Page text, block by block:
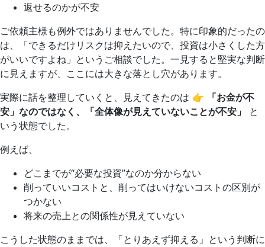
返せるのかが不安
ご依頼主様も例外ではありませんでした。特に印象的だったの
は、「できるだけリスクは抑えたいので、投資は小さくした方
がいいですよね」というご相談でした。一見すると堅実な判断
に見えますが、ここには大きな落とし穴があります。
実際に話を整理していくと、見えてきたのは 👉
「お金が不
安」なのではなく、「全体像が見えていないことが不安」
と
いう状態でした。
例えば、
どこまでが“必要な投資”なのか分からない
削っていいコストと、削ってはいけないコストの区別が
つかない
将来の売上との関係性が見えていない
こうした状態のままでは、「とりあえず抑える」という判断に